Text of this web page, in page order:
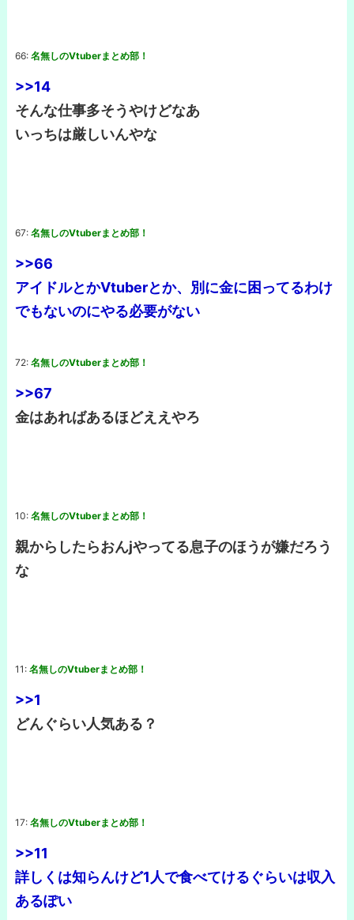
66: 名無しのVtuberまとめ部！
>>14
そんな仕事多そうやけどなあ
いっちは厳しいんやな
67: 名無しのVtuberまとめ部！
>>66
アイドルとかVtuberとか、別に金に困ってるわけ
でもないのにやる必要がない
72: 名無しのVtuberまとめ部！
>>67
金はあればあるほどええやろ
10: 名無しのVtuberまとめ部！
親からしたらおんjやってる息子のほうが嫌だろう
な
11: 名無しのVtuberまとめ部！
>>1
どんぐらい人気ある？
17: 名無しのVtuberまとめ部！
>>11
詳しくは知らんけど1人で食べてけるぐらいは収入
あるぽい